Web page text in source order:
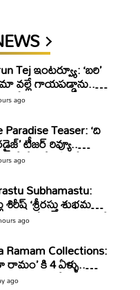
Tej ఇంటర్వ్యూ: ‘బరి’
వల్లే గాయపడ్డాను..
తేజ్ ఆసక్తికర వ్యాఖ్యలు!
ago
Paradise Teaser: ‘ది
టీజర్ రివ్యూ..
రేంజ్లో ఏమీ లేదు!
ago
Subhamastu:
శిరీష్ ‘శ్రీరస్తు శుభమస్తు’కి
టోటల్ కలెక్షన్స్ ఇవే
ago
Ramam Collections:
రామం’ కి 4 ఏళ్ళు..
కలెక్షన్స్ ఇవే
ago